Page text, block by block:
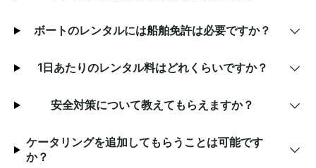
ボートのレンタルには船舶免許は必要ですか？
1日あたりのレンタル料はどれくらいですか？
安全対策について教えてもらえますか？
ケータリングを追加してもらうことは可能です
か？